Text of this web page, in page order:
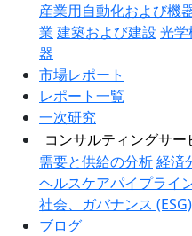
産業用自動化および機
業 建築および建設 光
器
市場レポート
レポート一覧
一次研究
コンサルティングサー
需要と供給の分析経済
ヘルスケアパイプライ
社会、ガバナンス (ESG)
ブログ